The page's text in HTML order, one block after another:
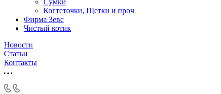
Сумки
Когтеточки, Щетки и проч
Фирма Зевс
Чистый котик
Новости
Статьи
Контакты